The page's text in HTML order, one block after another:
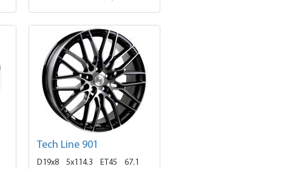
Tech Line 901
D19x8 5x114.3 ET45
67.1